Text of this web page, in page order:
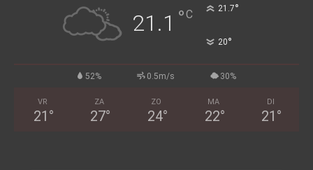
21.1 °C 21.7°
20°
52% 0.5m/s 30%
VR
21 °
ZA
27°
ZO
24°
MA
22°
DI
21 °